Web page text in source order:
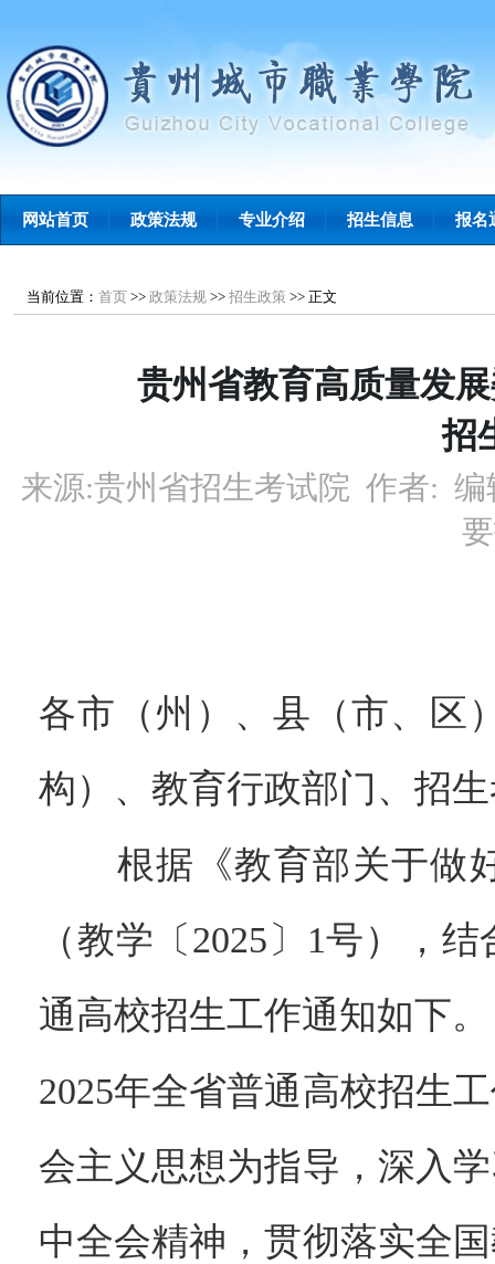
网站首页 政策法规 专业介绍 招生信息 报名
当前位置： 首页 >> 政策法规 >> 招生政策 >> 正文
贵州省教育高质量发
招
来源:贵州省招生考试院 作者: 编
各市（州）、县（市、区
构）、教育行政部门、招
根据《教育部关于做好
（教学〔2025〕1号），
通高校招生工作通知如下。
2025年全省普通高校招生
会主义思想为指导，深入
中全会精神，贯彻落实全